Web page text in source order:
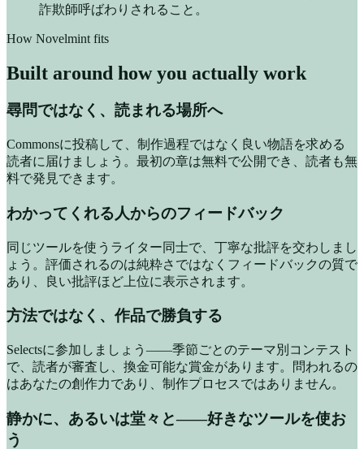
詐欺師呼ばわりされること。
How Novelmint fits
Built around how you actually work
尋問ではなく、読まれる場所へ
Commonsに投稿して、制作過程ではなく良い物語を求める
読者に届けましょう。最初の章は無料で公開でき、読者も無
料で発見できます。
わかってくれる人からのフィードバック
同じツールを使うライター同士で、丁寧な批評を交わしまし
ょう。評価されるのは純粋さではなくフィードバックの質で
あり、良い批評ほど上位に表示されます。
方法ではなく、作品で勝負する
Selectsに参加しましょう——季節ごとのテーマ別コンテスト
で、読者が審査し、換金可能な賞金があります。問われるの
はあなたの創作力であり、制作プロセスではありません。
静かに、あるいは堂々と——好きなツールを使お
う